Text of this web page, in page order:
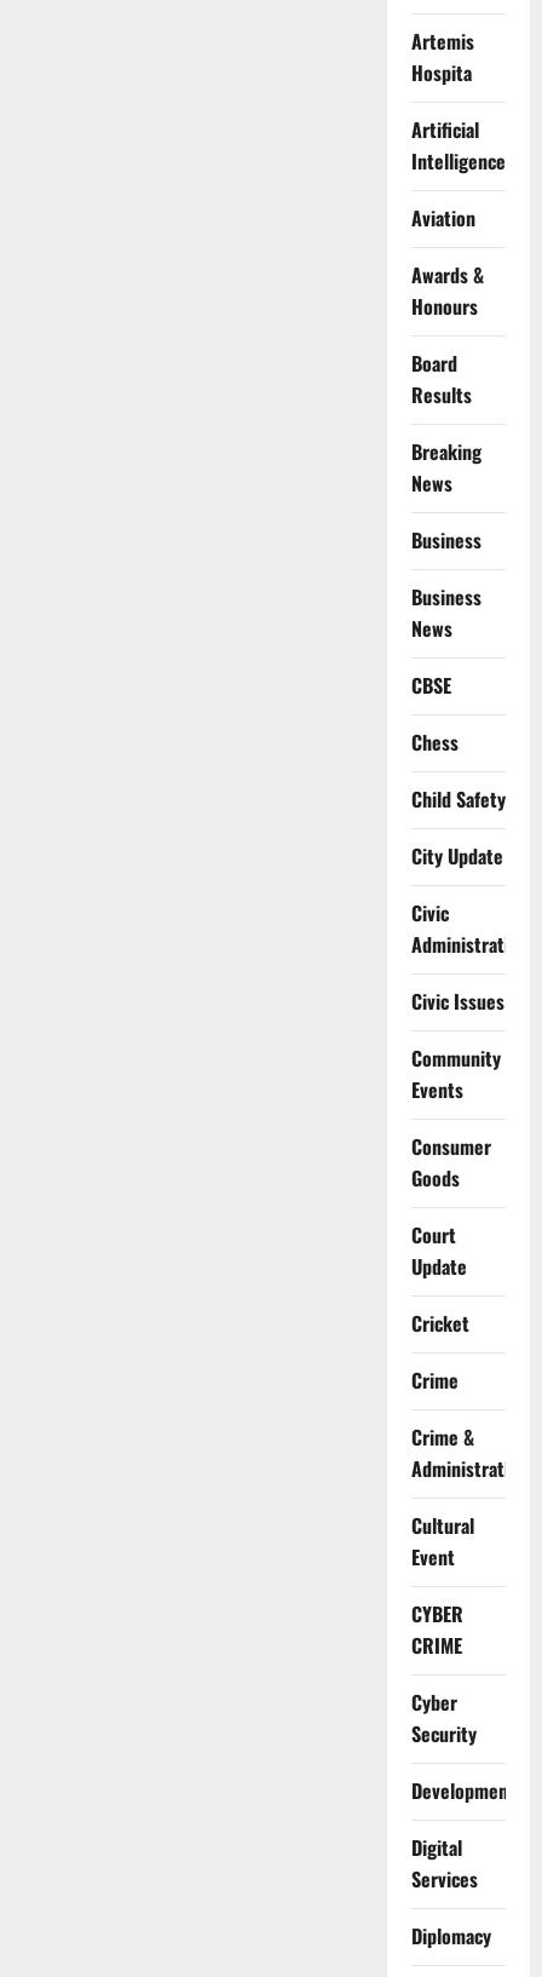
Artemis
Hospita
Artificial
Intelligence
Aviation
Awards &
Honours
Board
Results
Breaking
News
Business
Business
News
CBSE
Chess
Child Safety
City Update
Civic
Administration
Civic Issues
Community
Events
Consumer
Goods
Court
Update
Cricket
Crime
Crime &
Administration
Cultural
Event
CYBER
CRIME
Cyber
Security
Development
Digital
Services
Diplomacy